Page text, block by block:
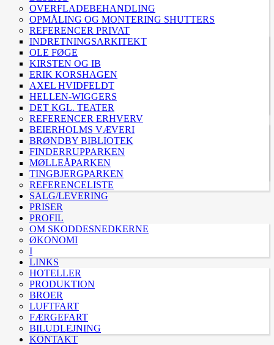
OVERFLADEBEHANDLING
OPMÅLING OG MONTERING SHUTTERS
REFERENCER PRIVAT
INDRETNINGSARKITEKT
OLE FØGE
KIRSTEN OG IB
ERIK KORSHAGEN
AXEL HVIDFELDT
HELLEN-WIGGERS
DET KGL. TEATER
REFERENCER ERHVERV
BEIERHOLMS VÆVERI
BRØNDBY BIBLIOTEK
FINDERRUPPARKEN
MØLLEÅPARKEN
TINGBJERGPARKEN
REFERENCELISTE
SALG/LEVERING
PRISER
PROFIL
OM SKODDESNEDKERNE
ØKONOMI
I
LINKS
HOTELLER
PRODUKTION
BROER
LUFTFART
FÆRGEFART
BILUDLEJNING
KONTAKT